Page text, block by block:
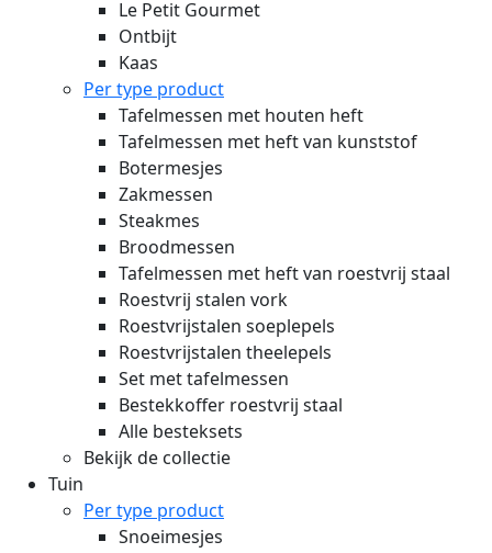
Le Petit Gourmet
Ontbijt
Kaas
Per type product
Tafelmessen met houten heft
Tafelmessen met heft van kunststof
Botermesjes
Zakmessen
Steakmes
Broodmessen
Tafelmessen met heft van roestvrij staal
Roestvrij stalen vork
Roestvrijstalen soeplepels
Roestvrijstalen theelepels
Set met tafelmessen
Bestekkoffer roestvrij staal
Alle besteksets
Bekijk de collectie
Tuin
Per type product
Snoeimesjes